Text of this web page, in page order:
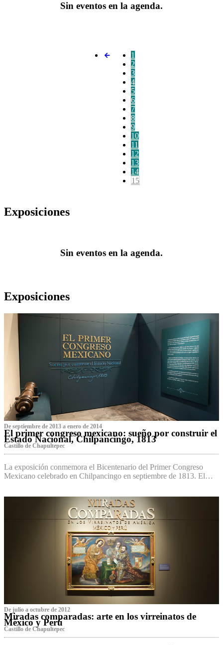
Sin eventos en la agenda.
1
2
3
4
5
6
7
8
9
10
11
12
13
14
15
Exposiciones
Sin eventos en la agenda.
Exposiciones
De septiembre de 2013 a enero de 2014
El primer congreso mexicano: sueño por construir el
Estado Nacional, Chilpancingo, 1813
Castillo de Chapultepec
La exposición conmemora el Bicentenario del Primer Congreso
Mexicano celebrado en Chilpancingo en septiembre de 1813. El…
De julio a octubre de 2012
Miradas comparadas: arte en los virreinatos de
México y Perú
Castillo de Chapultepec